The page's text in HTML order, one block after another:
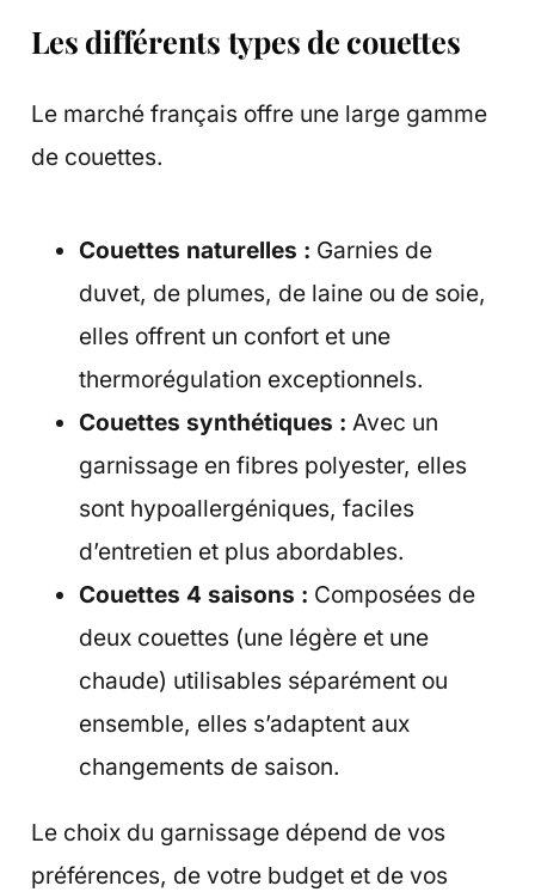
Les différents types de couettes
Le marché français offre une large gamme
de couettes.
Couettes naturelles : Garnies de
duvet, de plumes, de laine ou de soie,
elles offrent un confort et une
thermorégulation exceptionnels.
Couettes synthétiques : Avec un
garnissage en fibres polyester, elles
sont hypoallergéniques, faciles
d’entretien et plus abordables.
Couettes 4 saisons : Composées de
deux couettes (une légère et une
chaude) utilisables séparément ou
ensemble, elles s’adaptent aux
changements de saison.
Le choix du garnissage dépend de vos
préférences, de votre budget et de vos